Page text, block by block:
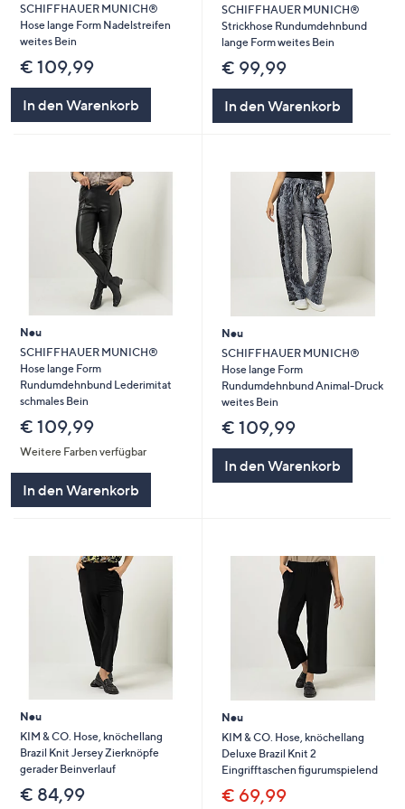
SCHIFFHAUER MUNICH®
Hose lange Form Nadelstreifen
weites Bein
€ 109,99
In den Warenkorb
SCHIFFHAUER MUNICH®
Strickhose Rundumdehnbund
lange Form weites Bein
€ 99,99
In den Warenkorb
Neu
SCHIFFHAUER MUNICH®
Hose lange Form
Rundumdehnbund Lederimitat
schmales Bein
€ 109,99
Weitere Farben verfügbar
In den Warenkorb
Neu
SCHIFFHAUER MUNICH®
Hose lange Form
Rundumdehnbund Animal-Druck
weites Bein
€ 109,99
In den Warenkorb
Neu
KIM & CO. Hose, knöchellang
Brazil Knit Jersey Zierknöpfe
gerader Beinverlauf
€ 84,99
Neu
KIM & CO. Hose, knöchellang
Deluxe Brazil Knit 2
Eingrifftaschen figurumspielend
€ 69,99